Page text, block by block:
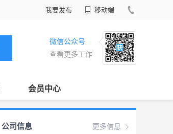
我要发布 移动端
微信公众号
查看更多工作
会员中心
更多信息
公司信息